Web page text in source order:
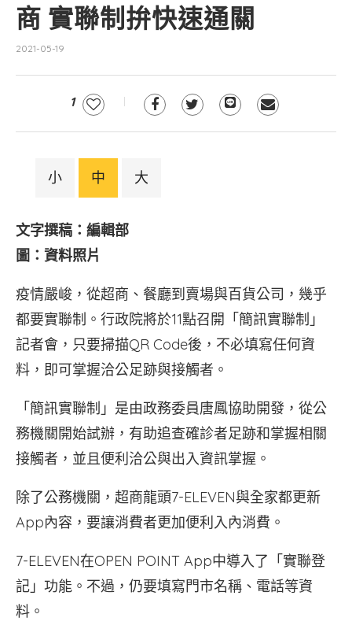
商 實聯制拚快速通關
2021-05-19
1
小 中 大
文字撰稿：編輯部
圖：資料照片
疫情嚴峻，從超商、餐廳到賣場與百貨公司，幾乎
都要實聯制。行政院將於11點召開「簡訊實聯制」
記者會，只要掃描QR Code後，不必填寫任何資
料，即可掌握洽公足跡與接觸者。
「簡訊實聯制」是由政務委員唐鳳協助開發，從公
務機關開始試辦，有助追查確診者足跡和掌握相關
接觸者，並且便利洽公與出入資訊掌握。
除了公務機關，超商龍頭7-ELEVEN與全家都更新
App內容，要讓消費者更加便利入內消費。
7-ELEVEN在OPEN POINT App中導入了「實聯登
記」功能。不過，仍要填寫門市名稱、電話等資
料。